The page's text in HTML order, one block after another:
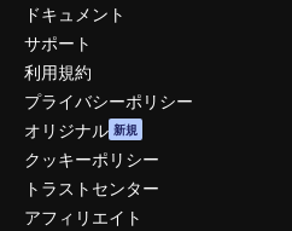
ドキュメント
サポート
利用規約
プライバシーポリシー
オリジナル 新規
クッキーポリシー
トラストセンター
アフィリエイト